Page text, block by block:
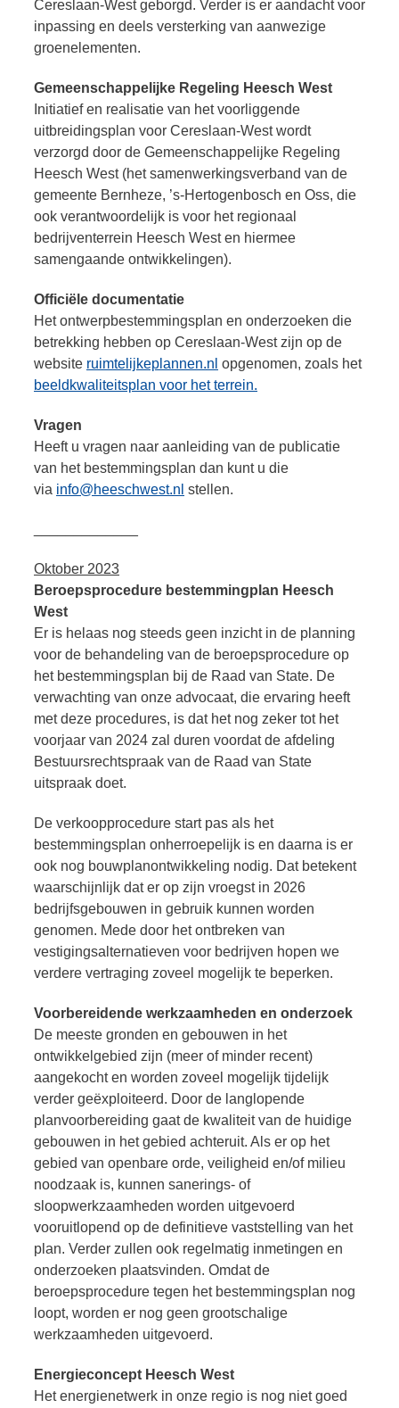
Cereslaan-West geborgd. Verder is er aandacht voor
inpassing en deels versterking van aanwezige
groenelementen.
Gemeenschappelijke Regeling Heesch West
Initiatief en realisatie van het voorliggende
uitbreidingsplan voor Cereslaan-West wordt
verzorgd door de Gemeenschappelijke Regeling
Heesch West (het samenwerkingsverband van de
gemeente Bernheze, ’s-Hertogenbosch en Oss, die
ook verantwoordelijk is voor het regionaal
bedrijventerrein Heesch West en hiermee
samengaande ontwikkelingen).
Officiële documentatie
Het ontwerpbestemmingsplan en onderzoeken die
betrekking hebben op Cereslaan-West zijn op de
website ruimtelijkeplannen.nl opgenomen, zoals het
beeldkwaliteitsplan voor het terrein.
Vragen
Heeft u vragen naar aanleiding van de publicatie
van het bestemmingsplan dan kunt u die
via info@heeschwest.nl stellen.
Oktober 2023
Beroepsprocedure bestemmingplan Heesch
West
Er is helaas nog steeds geen inzicht in de planning
voor de behandeling van de beroepsprocedure op
het bestemmingsplan bij de Raad van State. De
verwachting van onze advocaat, die ervaring heeft
met deze procedures, is dat het nog zeker tot het
voorjaar van 2024 zal duren voordat de afdeling
Bestuursrechtspraak van de Raad van State
uitspraak doet.
De verkoopprocedure start pas als het
bestemmingsplan onherroepelijk is en daarna is er
ook nog bouwplanontwikkeling nodig. Dat betekent
waarschijnlijk dat er op zijn vroegst in 2026
bedrijfsgebouwen in gebruik kunnen worden
genomen. Mede door het ontbreken van
vestigingsalternatieven voor bedrijven hopen we
verdere vertraging zoveel mogelijk te beperken.
Voorbereidende werkzaamheden en onderzoek
De meeste gronden en gebouwen in het
ontwikkelgebied zijn (meer of minder recent)
aangekocht en worden zoveel mogelijk tijdelijk
verder geëxploiteerd. Door de langlopende
planvoorbereiding gaat de kwaliteit van de huidige
gebouwen in het gebied achteruit. Als er op het
gebied van openbare orde, veiligheid en/of milieu
noodzaak is, kunnen sanerings- of
sloopwerkzaamheden worden uitgevoerd
vooruitlopend op de definitieve vaststelling van het
plan. Verder zullen ook regelmatig inmetingen en
onderzoeken plaatsvinden. Omdat de
beroepsprocedure tegen het bestemmingsplan nog
loopt, worden er nog geen grootschalige
werkzaamheden uitgevoerd.
Energieconcept Heesch West
Het energienetwerk in onze regio is nog niet goed